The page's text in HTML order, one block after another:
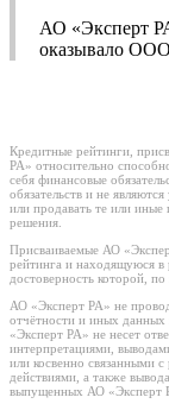
АО «Эксперт
оказывало
Кредитные рейтинги,
РА» относительно
себя финансовые
обязательств и не
или продавать те или
решения.
Присваиваемые АО
рейтинга и находящуюся
достоверность которой,
АО «Эксперт РА» не
отчётности и иных данных
«Эксперт РА» не несет
интерпретациями,
или косвенно связанными
действиями, а также
выпущенных АО «Эксперт